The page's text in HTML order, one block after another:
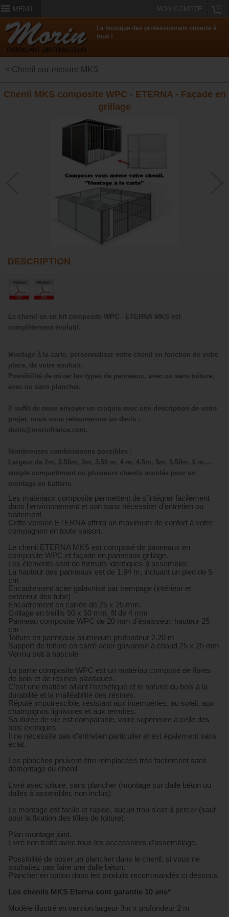
MENU MON COMPTE
La boutique des professionnels ouverte à
tous !
< Chenil sur-mesure MKS
Chenil MKS composite WPC - ETERNA - Façade en
grillage
DESCRIPTION
Le chenil en en kit composite WPC - ETERNA MKS est
complètement évolutif.
Montage à la carte, personnaliser votre chenil en fonction de votre
place, de votre souhait.
Possibilité de mixer les types de panneaux, avec ou sans toiture,
avec ou sans plancher.
Il suffit de nous envoyer un croquis avec une description de votre
projet, nous vous retournerons un devis :
devis@morinfrance.com.
Nombreuses combinaisons possibles :
Largeur de 2m, 2.50m, 3m, 3.50 m, 4 m, 4.5m, 5m, 5.50m, 6 m....
simple compartiment ou plusieurs chenils accolés pour un
montage en batterie.
Les matériaux composite permettent de s’intégrer facilement
dans l’environnement et son sans nécessiter d’entretien ou
traitement
Cette version ETERNA offrira un maximum de confort à votre
compagnon en toute saison.
Le chenil ETERNA MKS est composé de panneaux en
composite WPC et façade en panneaux grillage.
Les éléments sont de formats identiques à assembler.
La hauteur des panneaux est de 1.84 m, incluant un pied de 5
cm
Encadrement acier galavnisé par trempage (intérieur et
extérieur des tube)
Encadrement en carrée de 25 x 25 mm.
Grillage en treillis 50 x 50 mm, fil de 4 mm
Panneau composite WPC de 20 mm d’épaisseur, hauteur 25
cm
Toiture en panneaux aluminium profondeur 2.20 m
Support de toiture en carré acier galvanisé à chaud 25 x 25 mm
Verrou plat à bascule
La partie composite WPC est un matériau composé de fibres
de bois et de résines plastiques.
C’est une matière alliant l’esthétique et le naturel du bois à la
durabilité et la malléabilité des résines.
Réputé imputrescible, résistant aux intempéries, au soleil, aux
champignos lignivores et aux termites.
Sa durée de vie est comparable, voire supérieure à celle des
bois exotiques
Il ne nécessite pas d’entretien particulier et est également sans
éclat.
Les planches peuvent être remplacées très facilement sans
démontage du chenil
Livré avec toiture, sans plancher (montage sur dalle béton ou
dalles à assembler, non inclus)
Le montage est facile et rapide, aucun trou n’est à percer (sauf
pour la fixation des tôles de toiture).
Plan montage joint.
Livré non traité avec tous les accessoires d’assemblage.
Possibilité de poser un plancher dans le chenil, si vous ne
souhaitez pas faire une dalle béton.
Plancher en option dans les produits recommandés ci dessous.
Les chenils MKS Eterna sont garantie 10 ans*
Modèle illustré en version largeur 3m x profondeur 2 m